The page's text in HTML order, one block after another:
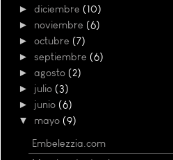
► diciembre (10)
► noviembre (6)
► octubre (7)
► septiembre (6)
► agosto (2)
► julio (3)
► junio (6)
▼ mayo (9)
Embelezzia.com